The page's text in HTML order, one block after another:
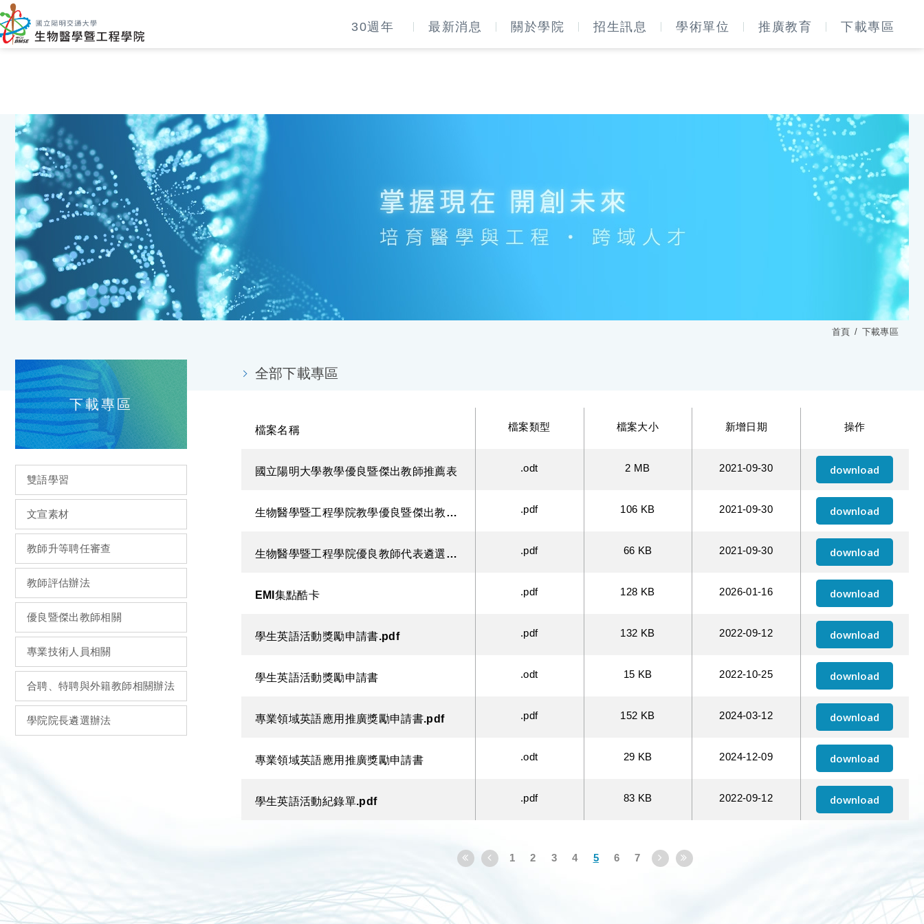
30週年 最新消息 關於學院 招生訊息 學術單位 推廣教育 下載專區
首頁 下載專區
下載專區
雙語學習
文宣素材
教師升等聘任審查
教師評估辦法
優良暨傑出教師相關
專業技術人員相關
合聘、特聘與外籍教師相關辦法
學院院長遴選辦法
全部下載專區
檔案名稱 檔案類型 檔案大小 新增日期 操作
國立陽明大學教學優良暨傑出教師推薦表 .odt 2 MB 2021 09 30 download
生物醫學暨工程學院教學優良暨傑出教師遴選辦法 .pdf 106 KB 2021 09 30 download
生物醫學暨工程學院優良教師代表遴選申請附件 check list .pdf 66 KB 2021 09 30 download
EMI集點酷卡 .pdf 128 KB 2026 01 16 download
學生英語活動獎勵申請書.pdf .pdf 132 KB 2022 09 12 download
學生英語活動獎勵申請書 .odt 15 KB 2022 10 25 download
專業領域英語應用推廣獎勵申請書.pdf .pdf 152 KB 2024 03 12 download
專業領域英語應用推廣獎勵申請書 .odt 29 KB 2024 12 09 download
學生英語活動紀錄單.pdf .pdf 83 KB 2022 09 12 download
1 2 3 4 5 6 7